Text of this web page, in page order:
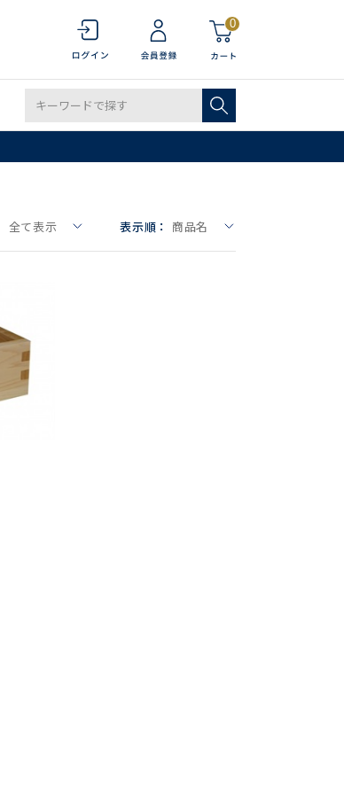
0
全て表示 表示順： 商品名